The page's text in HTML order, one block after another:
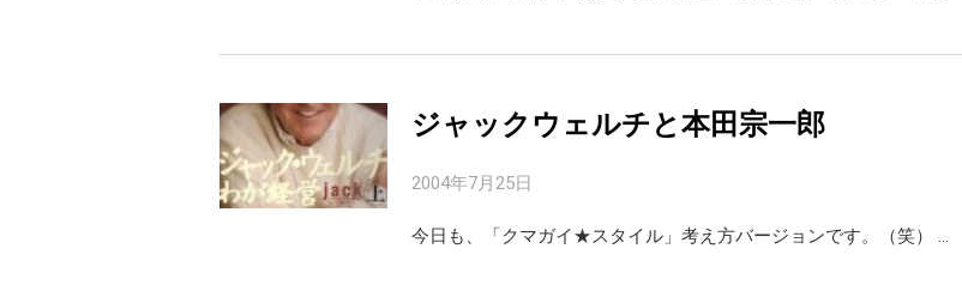
ジャックウェルチと本田宗一郎
2004年7月25日
今日も、「クマガイ★スタイル」考え方バージョンです。（笑） …